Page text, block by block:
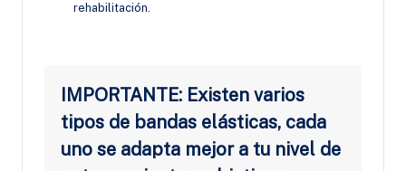
rehabilitación.
IMPORTANTE: Existen varios
tipos de bandas elásticas, cada
uno se adapta mejor a tu nivel de